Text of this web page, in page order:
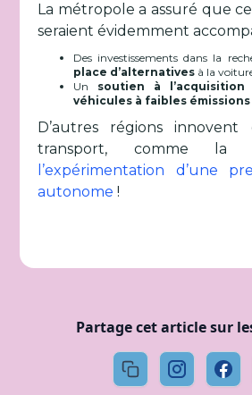
La métropole a assuré que
seraient évidemment
Des investissements dans la
place d’alternatives à la
Un soutien à
véhicules à faibles émissions
D’autres régions
transport, comme la
l’expérimentation d’une
autonome !
Partage cet article sur